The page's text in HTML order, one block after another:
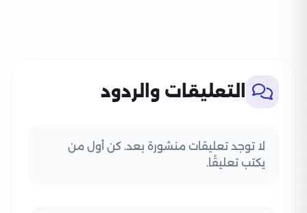
التعليقات والردود
لا توجد تعليقات منشورة بعد. كن أول من
يكتب تعليقًا.